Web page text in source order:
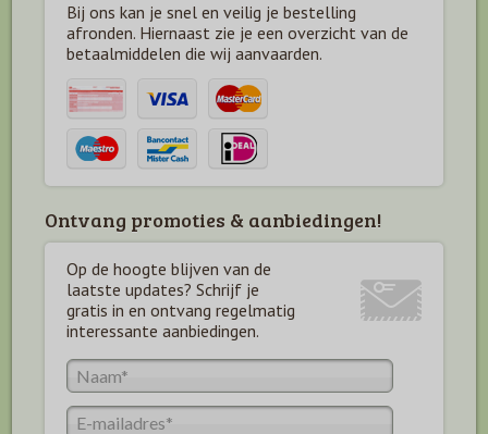
Bij ons kan je snel en veilig je bestelling
afronden. Hiernaast zie je een overzicht van de
betaalmiddelen die wij aanvaarden.
Ontvang promoties & aanbiedingen!
Op de hoogte blijven van de
laatste updates? Schrijf je
gratis in en ontvang regelmatig
interessante aanbiedingen.